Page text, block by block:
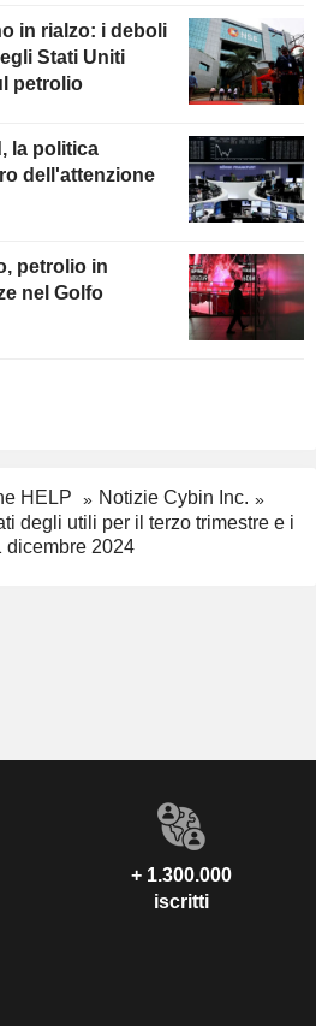
in rialzo: i deboli
Stati Uniti
petrolio
la politica
dell'attenzione
petrolio in
nel Golfo
HELP
Notizie Cybin Inc.
degli utili per il terzo trimestre e i
dicembre 2024
+ 1.300.000
iscritti